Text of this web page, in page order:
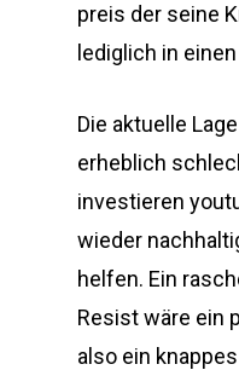
preis der seine
lediglich in
Die aktuelle
erheblich
investieren
wieder
helfen. Ein
Resist wäre ein
also ein